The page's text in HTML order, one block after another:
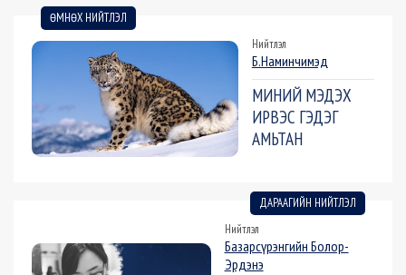
ӨМНӨХ НИЙТЛЭЛ
Нийтлэл
Б.Наминчимэд
МИНИЙ МЭДЭХ
ИРВЭС ГЭДЭГ
АМЬТАН
ДАРААГИЙН НИЙТЛЭЛ
Нийтлэл
Базарсүрэнгийн Болор-
Эрдэнэ